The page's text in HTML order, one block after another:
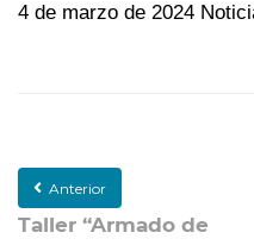
4 de marzo de 2024
Anterior
Taller “Armado de